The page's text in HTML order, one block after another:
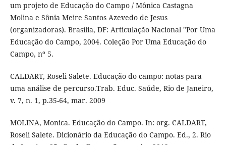
um projeto de Educação do Campo / Mônica Castagna
Molina e Sônia Meire Santos Azevedo de Jesus
(organizadoras). Brasília, DF: Articulação Nacional "Por Uma
Educação do Campo, 2004. Coleção Por Uma Educação do
Campo, nº 5.
CALDART, Roseli Salete. Educação do campo: notas para
uma análise de percurso.Trab. Educ. Saúde, Rio de Janeiro,
v. 7, n. 1, p.35-64, mar. 2009
MOLINA, Monica. Educação do Campo. In: org. CALDART,
Roseli Salete. Dicionário da Educação do Campo. Ed., 2. Rio